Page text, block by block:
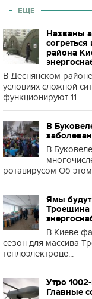
ЕЩЕ
Названы
района
В Деснянском
условиях сложной
функционируют 11...
В
В
ротавирусом Об
Ямы
Троещина
В Киеве
сезон для массива
теплоэлектроце...
Утро
Главные